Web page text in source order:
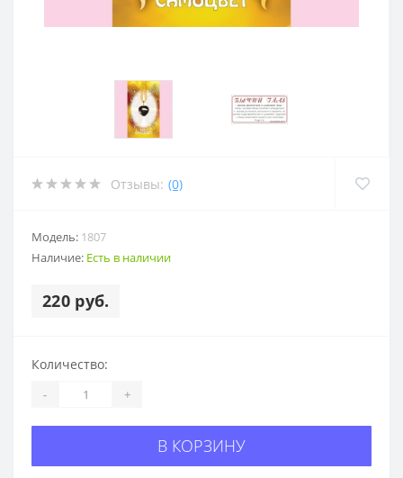
Отзывы: (0)
Модель: 1807
Наличие: Есть в наличии
220 руб.
Количество:
- +
В КОРЗИНУ